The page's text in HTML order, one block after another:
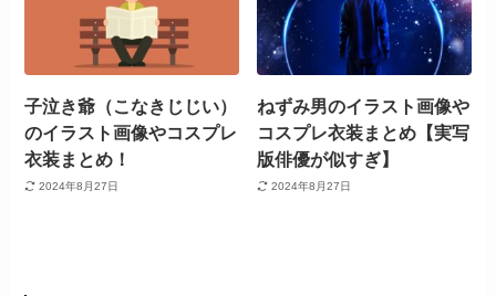
子泣き爺（こなきじじい）
のイラスト画像やコスプレ
衣装まとめ！
2024年8月27日
ねずみ男のイラスト画像や
コスプレ衣装まとめ【実写
版俳優が似すぎ】
2024年8月27日